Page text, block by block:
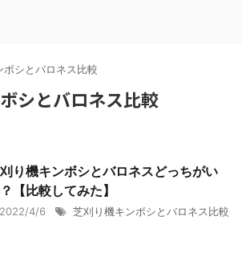
ボシとバロネス比較
シとバロネス比較
り機キンボシとバロネスどっちがい
【比較してみた】
2022/4/6 芝刈り機キンボシとバロネス比較